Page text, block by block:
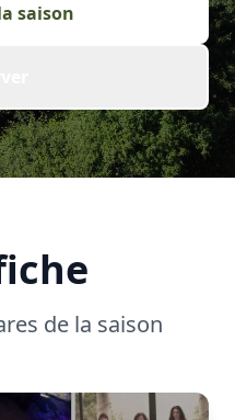
saison
de la saison